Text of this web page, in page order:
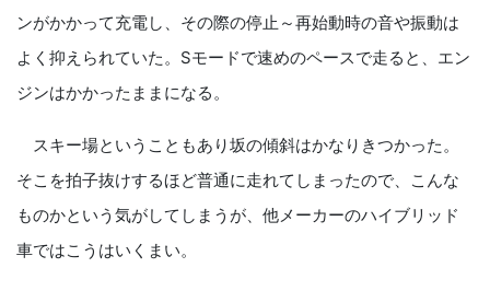
ンがかかって充電し、その際の停止～再始動時の音や振動は
よく抑えられていた。Sモードで速めのペースで走ると、エン
ジンはかかったままになる。
スキー場ということもあり坂の傾斜はかなりきつかった。
そこを拍子抜けするほど普通に走れてしまったので、こんな
ものかという気がしてしまうが、他メーカーのハイブリッド
車ではこうはいくまい。